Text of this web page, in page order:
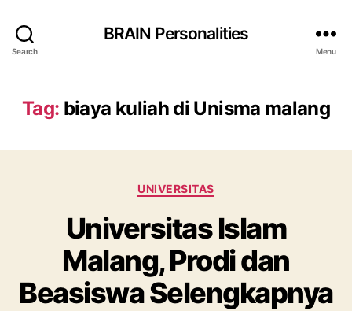
Search
BRAIN Personalities
Menu
Tag: biaya kuliah di Unisma malang
Categories
UNIVERSITAS
Universitas Islam
Malang, Prodi dan
Beasiswa Selengkapnya